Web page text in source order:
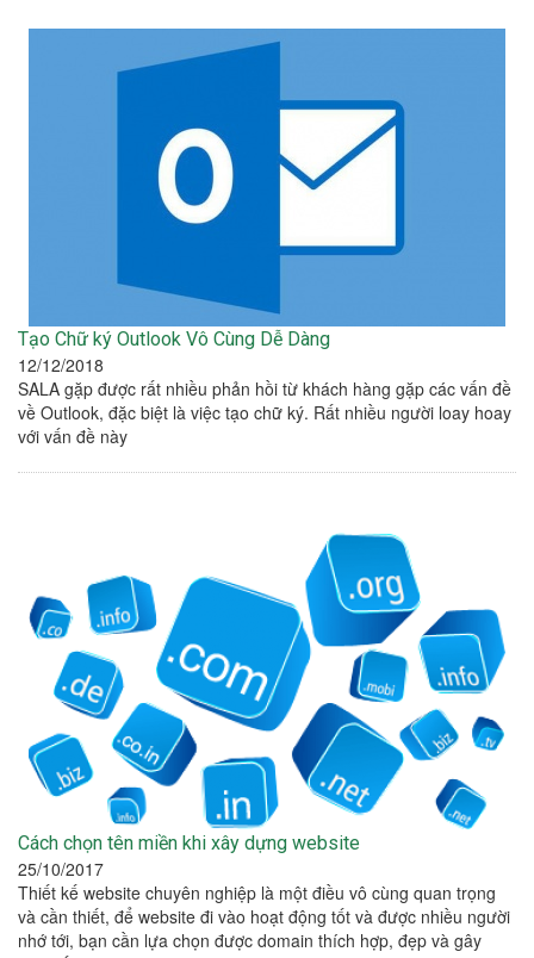
Tạo Chữ ký Outlook Vô Cùng Dễ Dàng
12/12/2018
SALA gặp được rất nhiều phản hồi từ khách hàng gặp các vấn đề
về Outlook, đặc biệt là việc tạo chữ ký. Rất nhiều người loay hoay
với vấn đề này
Cách chọn tên miền khi xây dựng website
25/10/2017
Thiết kế website chuyên nghiệp là một điều vô cùng quan trọng
và cần thiết, để website đi vào hoạt động tốt và được nhiều người
nhớ tới, bạn cần lựa chọn được domain thích hợp, đẹp và gây